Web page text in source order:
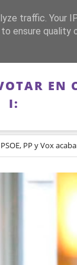
DE ESPAÑA
EN
I:
Vox acaban de votar en contra
traffic. Your
ensure quality